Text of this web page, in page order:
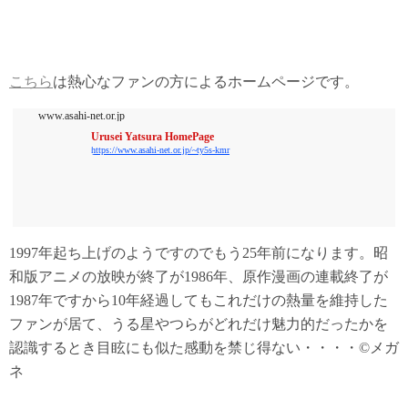
こちらは熱心なファンの方によるホームページです。
www.asahi-net.or.jp
Urusei Yatsura HomePage
https://www.asahi-net.or.jp/~ty5s-kmr
1997年起ち上げのようですのでもう25年前になります。昭
和版アニメの放映が終了が1986年、原作漫画の連載終了が
1987年ですから10年経過してもこれだけの熱量を維持した
ファンが居て、うる星やつらがどれだけ魅力的だったかを
認識するとき目眩にも似た感動を禁じ得ない・・・・©メガ
ネ